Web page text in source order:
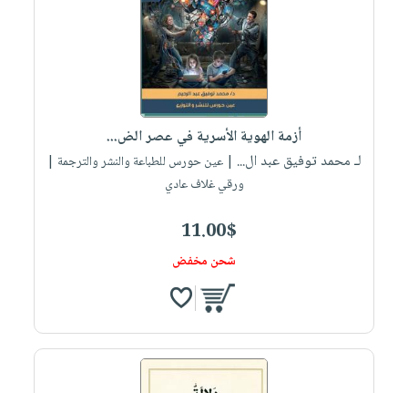
أزمة الهوية الأسرية في عصر الض...
لـ محمد توفيق عبد ال... | عين حورس للطباعة والنشر والترجمة |
ورقي غلاف عادي
11.00$
شحن مخفض